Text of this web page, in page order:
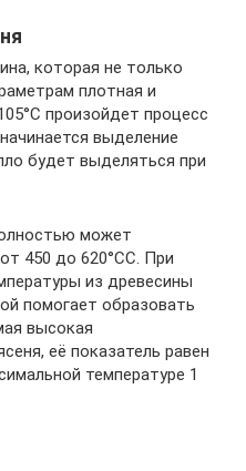
которая не только
плотная и
произойдет процесс
выделение
будет выделяться при
может
450 до 620°СС. При
из древесины
помогает образовать
высокая
её показатель равен
температуре 1